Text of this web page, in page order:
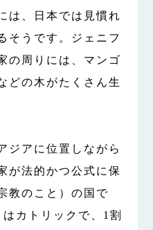
は、日本では見慣れ
そうです。ジェニフ
の周りには、マンゴ
どの木がたくさん生
ジアに位置しながら
が法的かつ公式に保
教のこと ）の国で
カトリックで、1割